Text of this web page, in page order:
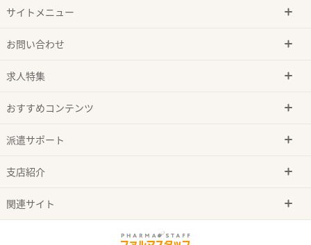
サイトメニュー
お問い合わせ
求人特集
おすすめコンテンツ
派遣サポート
支店紹介
関連サイト